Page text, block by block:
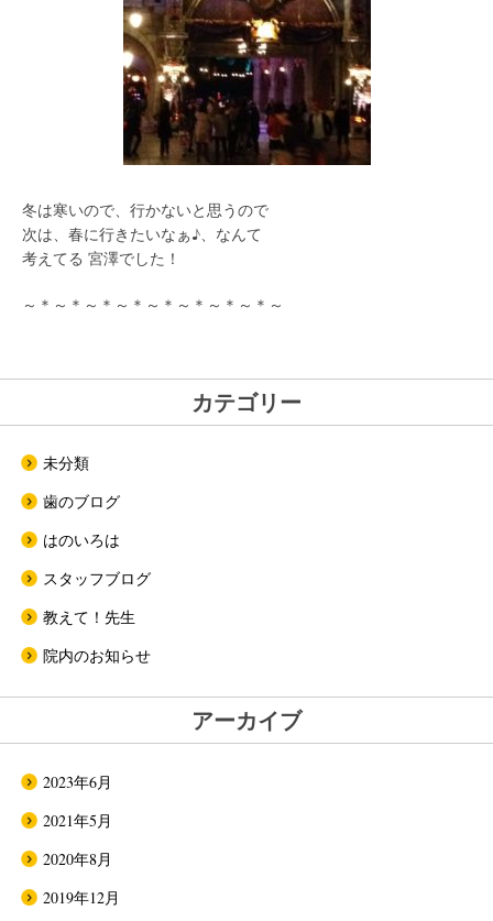
冬は寒いので、行かないと思うので
次は、春に行きたいなぁ♪、なんて
考えてる 宮澤でした！
～＊～＊～＊～＊～＊～＊～＊～＊～
カテゴリー
未分類
歯のブログ
はのいろは
スタッフブログ
教えて！先生
院内のお知らせ
アーカイブ
2023年6月
2021年5月
2020年8月
2019年12月